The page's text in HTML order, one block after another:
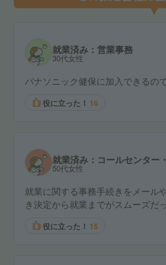
就業済み：営業事務
30代女性
パナソニック健保に加入できるの
役に立った！ 16
就業済み：コールセンター
50代女性
就業に関する事務手続きをメール
き決定から就業までがスムーズだっ
役に立った！ 15